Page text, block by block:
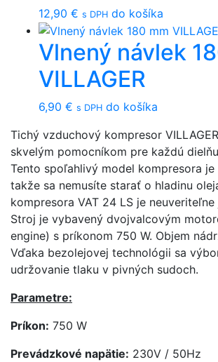
12,90 € s DPH do košíka
Vlnený návlek
VILLAGER
6,90 € s DPH do košíka
Tichý vzduchový kompresor
skvelým pomocníkom pre každú
Tento spoľahlivý model kompresora je
takže sa nemusíte starať o hladinu
kompresora VAT 24 LS je neuveriteľne
Stroj je vybavený dvojvalcovým
engine) s príkonom 750 W. Objem
Vďaka bezolejovej technológii sa
udržovanie tlaku v pivných sudoch.
Parametre:
Príkon: 750 W
Prevádzkové napätie: 230V / 50Hz